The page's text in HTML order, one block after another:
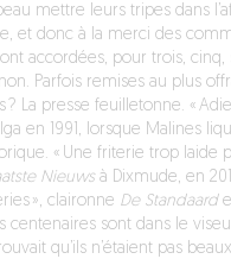
mettre leurs tripes dans
et donc à la merci des
accordées, pour trois, cinq,
Parfois remises au plus
? La presse feuilletonne. «
en 1991, lorsque Malines
« Une friterie trop laide
Nieuwsà Dixmude, en
», claironne De Standaard
centenaires sont dans le
qu’ils n’étaient pas